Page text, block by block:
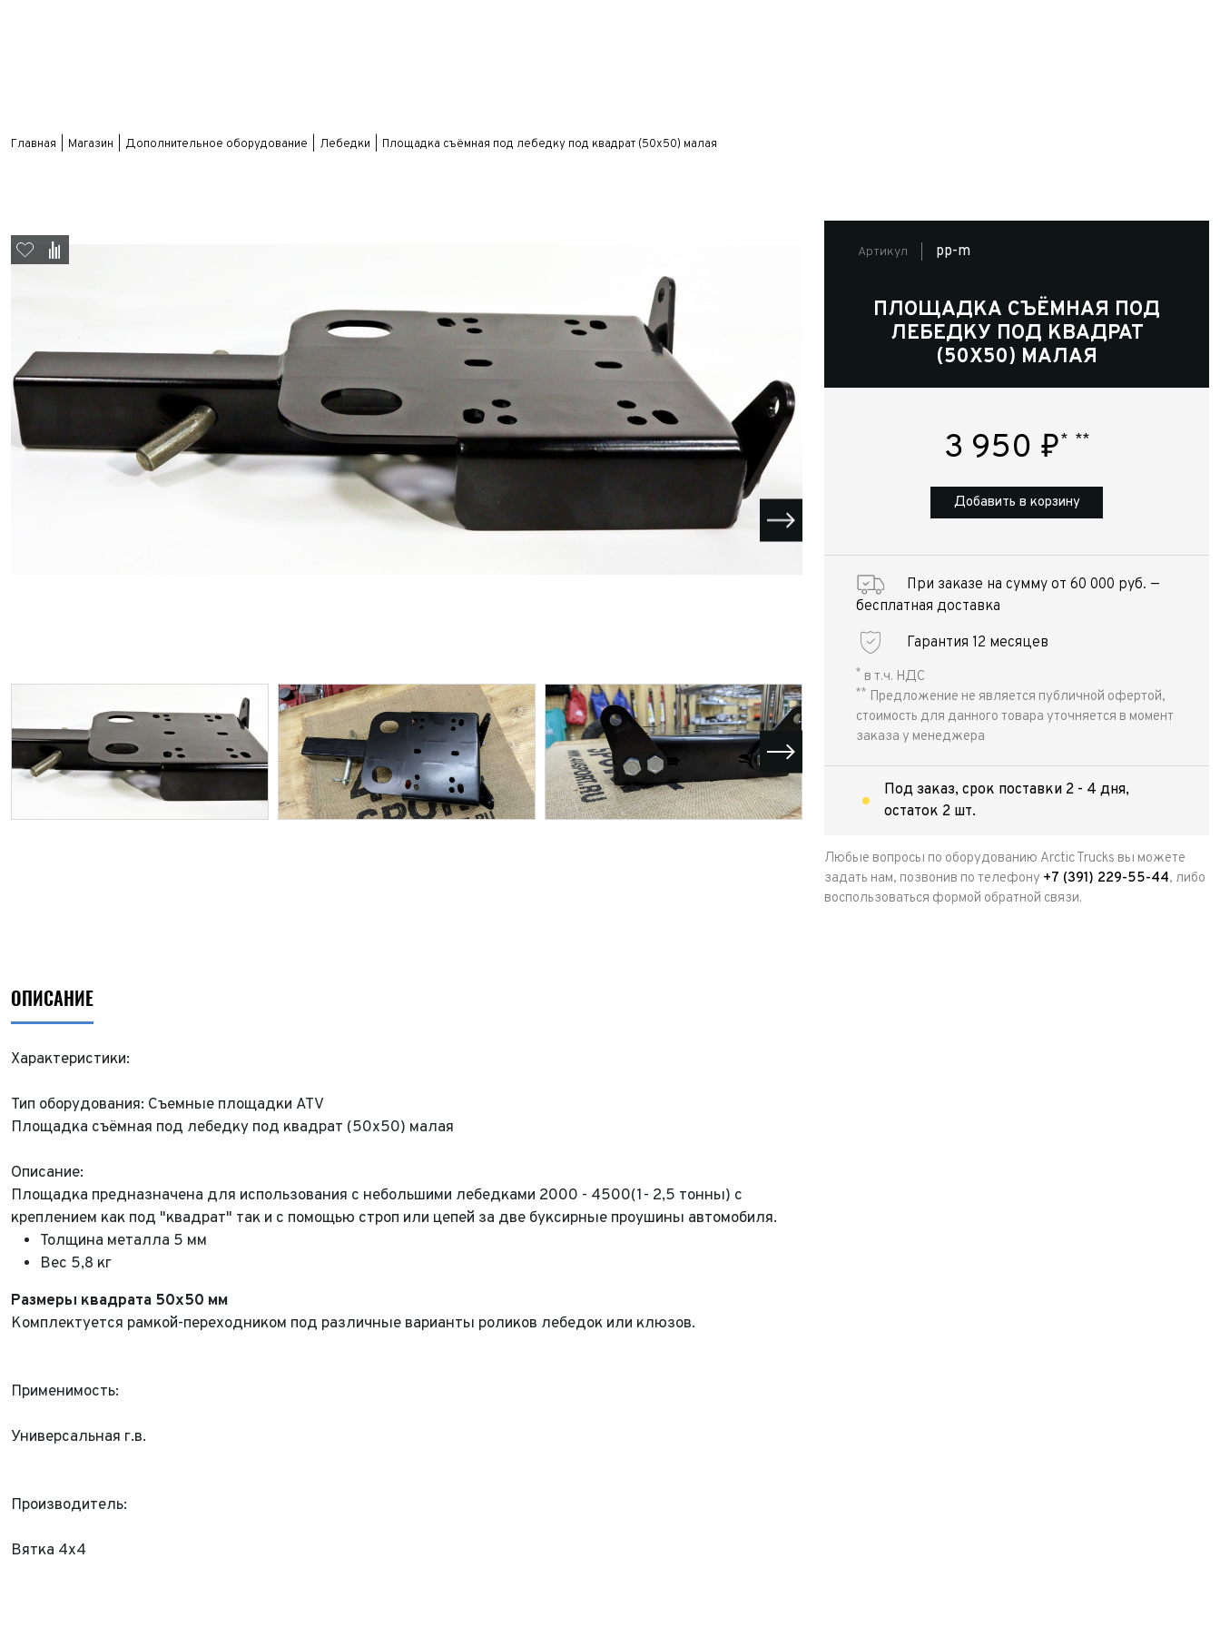
Главная Магазин Дополнительное оборудование Лебедки Площадка съёмная под лебедку под квадрат (50x50) малая
Артикул pp-m
ПЛОЩАДКА СЪЁМНАЯ ПОД
ЛЕБЕДКУ ПОД КВАДРАТ
(50X50) МАЛАЯ
3 950 ₽* **
Добавить в корзину
При заказе на сумму от 60 000 руб. —
бесплатная доставка
Гарантия 12 месяцев
* в т.ч. НДС
** Предложение не является публичной офертой,
стоимость для данного товара уточняется в момент
заказа у менеджера
Под заказ, срок поставки 2 - 4 дня,
остаток 2 шт.
Любые вопросы по оборудованию Arctic Trucks вы можете
задать нам, позвонив по телефону +7 (391) 229-55-44, либо
воспользоваться формой обратной связи.
ОПИСАНИЕ
Характеристики:
Тип оборудования: Съемные площадки ATV
Площадка съёмная под лебедку под квадрат (50x50) малая
Описание:
Площадка предназначена для использования с небольшими лебедками 2000 - 4500(1- 2,5 тонны) с
креплением как под "квадрат" так и с помощью строп или цепей за две буксирные проушины автомобиля.
Толщина металла 5 мм
Вес 5,8 кг
Размеры квадрата 50х50 мм
Комплектуется рамкой-переходником под различные варианты роликов лебедок или клюзов.
Применимость:
Универсальная г.в.
Производитель:
Вятка 4x4